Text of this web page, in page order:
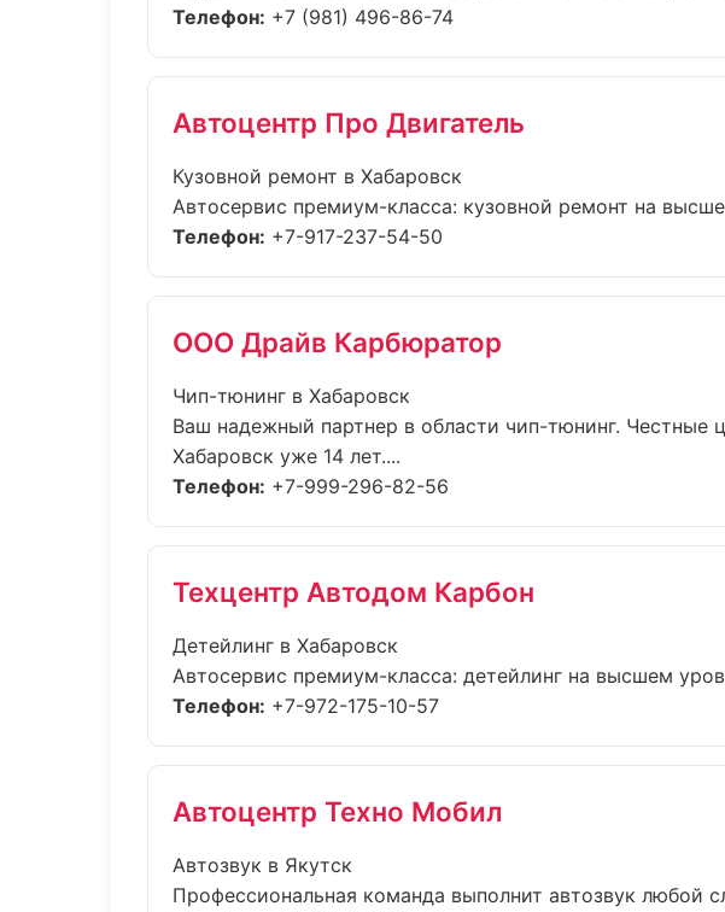
Телефон: +7 (981) 496-86-74
Автоцентр Про Двигатель
Кузовной ремонт в Хабаровск
Автосервис премиум-класса: кузовной ремонт на
Телефон: +7-917-237-54-50
ООО Драйв Карбюратор
Чип-тюнинг в Хабаровск
Ваш надежный партнер в области чип-тюнинг. Честные
Хабаровск уже 14 лет....
Телефон: +7-999-296-82-56
Техцентр Автодом Карбон
Детейлинг в Хабаровск
Автосервис премиум-класса: детейлинг на высшем
Телефон: +7-972-175-10-57
Автоцентр Техно Мобил
Автозвук в Якутск
Профессиональная команда выполнит автозвук любой